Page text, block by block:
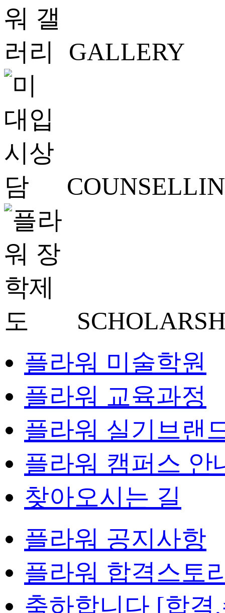
GALLERY
플라워 미술학원
플라워 교육과정
플라워 실기브랜
플라워 캠퍼스 안
찾아오시는 길
플라워 공지사항
플라워 합격스토
축하합니다 [합격